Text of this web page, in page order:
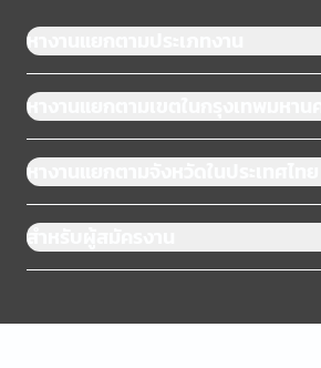
หางานแยกตามประเภทงาน
หางานแยกตามเขตในกรุงเทพมหานคร
หางานแยกตามจังหวัดในประเทศไทย
สำหรับผู้สมัครงาน